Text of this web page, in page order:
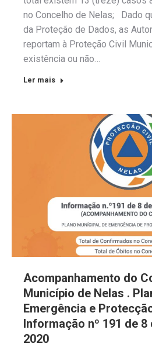
no Concelho de Nelas; Dado
da Proteção de Dados, as
reportam à Proteção Civil
existência ou não…
Ler mais
Acompanhamento do
Município de Nelas .
Emergência e
Informação nº 191 de
2020